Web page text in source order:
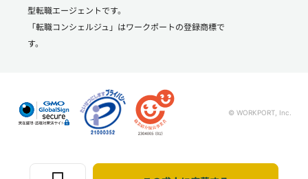
型転職エージェントです。
「転職コンシェルジュ」はワークポートの登録商標で
す。
© WORKPORT, Inc.